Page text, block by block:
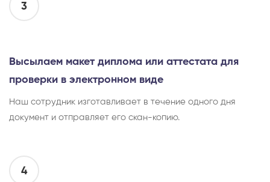
3
Высылаем макет диплома или аттестата для
проверки в электронном виде
Наш сотрудник изготавливает в течение одного дня
документ и отправляет его скан-копию.
4